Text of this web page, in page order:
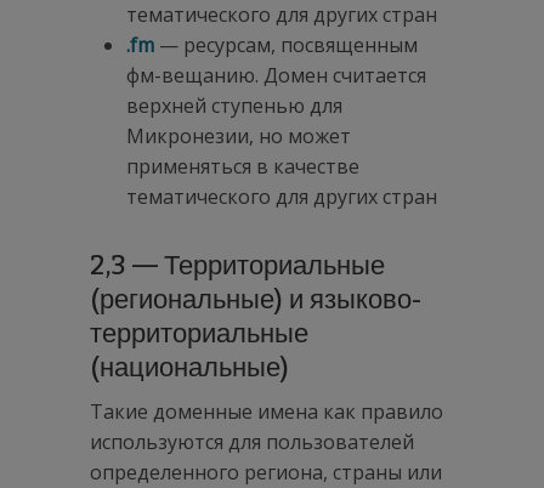
тематического для других стран
.fm — ресурсам, посвященным
фм-вещанию. Домен считается
верхней ступенью для
Микронезии, но может
применяться в качестве
тематического для других стран
2,3 — Территориальные
(региональные) и языково-
территориальные
(национальные)
Такие доменные имена как правило
используются для пользователей
определенного региона, страны или